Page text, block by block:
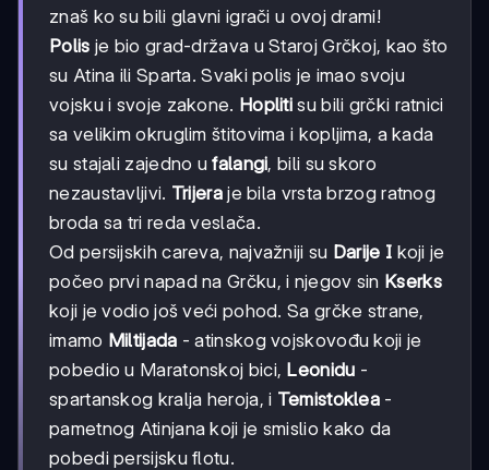
znaš ko su bili glavni igrači u ovoj drami!
Polis je bio grad-država u Staroj Grčkoj, kao što
su Atina ili Sparta. Svaki polis je imao svoju
vojsku i svoje zakone. Hopliti su bili grčki ratnici
sa velikim okruglim štitovima i kopljima, a kada
su stajali zajedno ufalangi, bili su skoro
nezaustavljivi. Trijeraje bila vrsta brzog ratnog
broda sa tri reda veslača.
Od persijskih careva, najvažniji su Darije I koji je
počeo prvi napad na Grčku, i njegov sin Kserks
koji je vodio još veći pohod. Sa grčke strane,
imamo Miltijada - atinskog vojskovođu koji je
pobedio u Maratonskoj bici, Leonidu -
spartanskog kralja heroja, i Temistoklea -
pametnog Atinjana koji je smislio kako da
pobedi persijsku flotu.